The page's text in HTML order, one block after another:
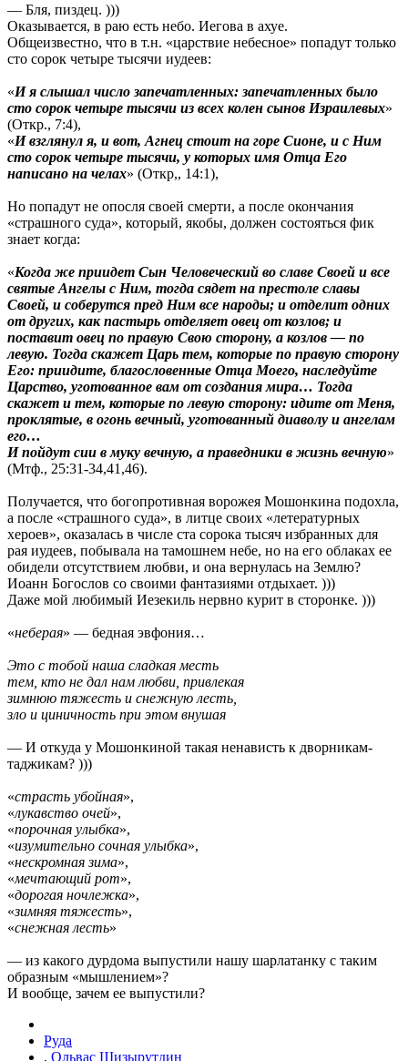
— Бля, пиздец. )))
Оказывается, в раю есть небо. Иегова в ахуе.
Общеизвестно, что в т.н. «царствие небесное» попадут только
сто сорок четыре тысячи иудеев:
«И я слышал число запечатленных: запечатленных было
сто сорок четыре тысячи из всех колен сынов Израилевых»
(Откр., 7:4),
«И взглянул я, и вот, Агнец стоит на горе Сионе, и с Ним
сто сорок четыре тысячи, у которых имя Отца Его
написано на челах» (Откр,, 14:1),
Но попадут не опосля своей смерти, а после окончания
«страшного суда», который, якобы, должен состояться фик
знает когда:
«Когда же приидет Сын Человеческий во славе Своей и все
святые Ангелы с Ним, тогда сядет на престоле славы
Своей, и соберутся пред Ним все народы; и отделит одних
от других, как пастырь отделяет овец от козлов; и
поставит овец по правую Свою сторону, а козлов — по
левую. Тогда скажет Царь тем, которые по правую сторону
Его: приидите, благословенные Отца Моего, наследуйте
Царство, уготованное вам от создания мира… Тогда
скажет и тем, которые по левую сторону: идите от Меня,
проклятые, в огонь вечный, уготованный диаволу и ангелам
его…
И пойдут сии в муку вечную, а праведники в жизнь вечную»
(Мтф., 25:31-34,41,46).
Получается, что богопротивная ворожея Мошонкина подохла,
а после «страшного суда», в литце своих «летературных
хероев», оказалась в числе ста сорока тысяч избранных для
рая иудеев, побывала на тамошнем небе, но на его облаках ее
обидели отсутствием любви, и она вернулась на Землю?
Иоанн Богослов со своими фантазиями отдыхает. )))
Даже мой любимый Иезекиль нервно курит в сторонке. )))
«неберая» — бедная эвфония…
Это с тобой наша сладкая месть
тем, кто не дал нам любви, привлекая
зимнюю тяжесть и снежную лесть,
зло и циничность при этом внушая
— И откуда у Мошонкиной такая ненависть к дворникам-
таджикам? )))
«страсть убойная»,
«лукавство очей»,
«порочная улыбка»,
«изумительно сочная улыбка»,
«нескромная зима»,
«мечтающий рот»,
«дорогая ночлежка»,
«зимняя тяжесть»,
«снежная лесть»
— из какого дурдома выпустили нашу шарлатанку с таким
образным «мышлением»?
И вообще, зачем ее выпустили?
Руда
, Ольвас Шизырутдин